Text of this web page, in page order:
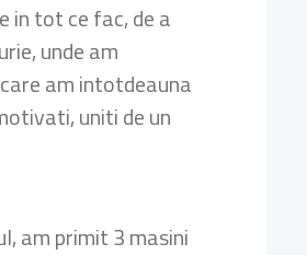
in tot ce fac, de a
unde am
am intotdeauna
uniti de un
am primit 3 masini